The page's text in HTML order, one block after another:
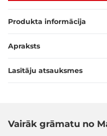
Produkta informācija
Apraksts
Lasītāju atsauksmes
Vairāk grāmatu no